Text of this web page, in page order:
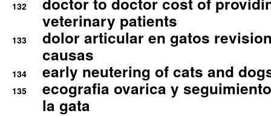
132
veterinary patients
133
dolor articular en gatos
causas
134 early neutering of cats and
135
ecografia ovarica y
la gata